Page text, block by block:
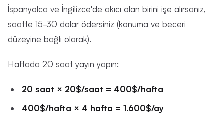
İspanyolca ve İngilizce'de akıcı olan birini işe alırsanız,
saatte 15-30 dolar ödersiniz (konuma ve beceri
düzeyine bağlı olarak).
Haftada 20 saat yayın yapın:
20 saat × 20$/saat = 400$/hafta
400$/hafta × 4 hafta = 1.600$/ay